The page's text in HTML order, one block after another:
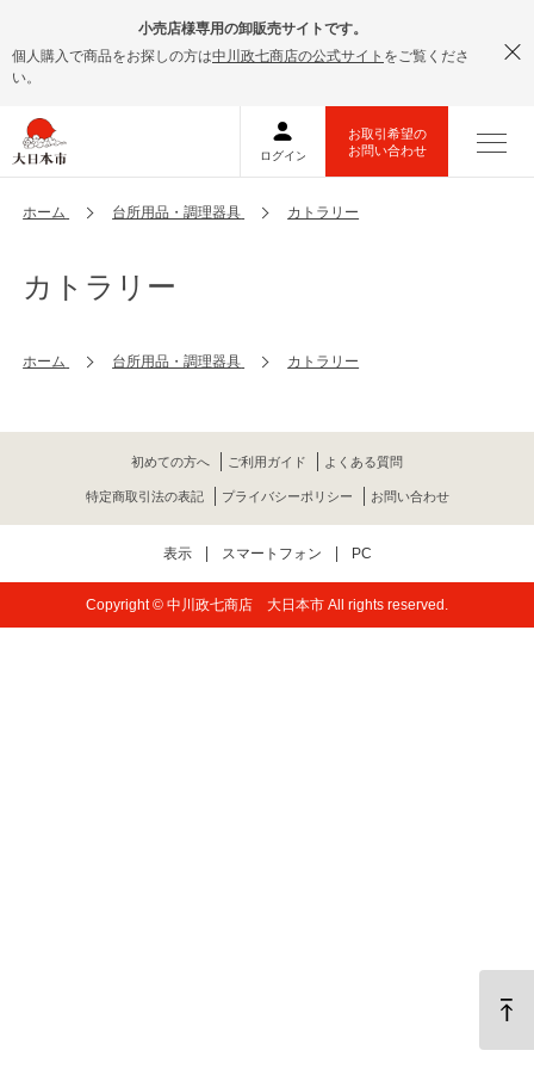
小売店様専用の卸販売サイトです。
個人購入で商品をお探しの方は中川政七商店の公式サイト をご覧くださ
い。
ホーム 台所用品・調理器具 カトラリー
カトラリー
ホーム 台所用品・調理器具 カトラリー
初めての方へ ご利用ガイド よくある質問
特定商取引法の表記 プライバシーポリシー お問い合わせ
表示 スマートフォン PC
Copyright © 中川政七商店 大日本市 All rights reserved.